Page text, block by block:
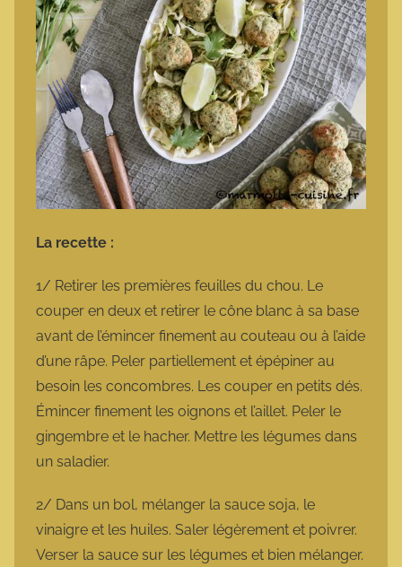
La recette :
1/ Retirer les premières feuilles du chou. Le
couper en deux et retirer le cône blanc à sa base
avant de l’émincer finement au couteau ou à l’aide
d’une râpe. Peler partiellement et épépiner au
besoin les concombres. Les couper en petits dés.
Émincer finement les oignons et l’aillet. Peler le
gingembre et le hacher. Mettre les légumes dans
un saladier.
2/ Dans un bol, mélanger la sauce soja, le
vinaigre et les huiles. Saler légèrement et poivrer.
Verser la sauce sur les légumes et bien mélanger.